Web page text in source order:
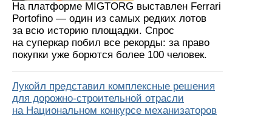
На платформе MIGTORG выставлен Ferrari
Portofino — один из самых редких лотов
за всю историю площадки. Спрос
на суперкар побил все рекорды: за право
покупки уже борются более 100 человек.
Лукойл представил комплексные решения
для дорожно-строительной отрасли
на Национальном конкурсе механизаторов